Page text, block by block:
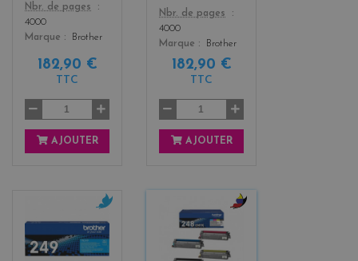
Color
Nbr. de pages
4000
Marque
Brother
182,90 €
TTC
AJOUTER
Color
Nbr. de pages
4000
Marque
Brother
182,90 €
TTC
AJOUTER
c
y
a
l
a